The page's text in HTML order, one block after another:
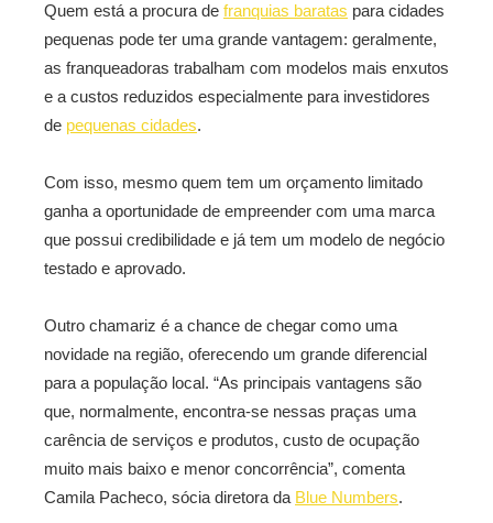
Quem está a procura de franquias baratas para cidades
pequenas pode ter uma grande vantagem: geralmente,
as franqueadoras trabalham com modelos mais enxutos
e a custos reduzidos especialmente para investidores
de pequenas cidades.
Com isso, mesmo quem tem um orçamento limitado
ganha a oportunidade de empreender com uma marca
que possui credibilidade e já tem um modelo de negócio
testado e aprovado.
Outro chamariz é a chance de chegar como uma
novidade na região, oferecendo um grande diferencial
para a população local. “As principais vantagens são
que, normalmente, encontra-se nessas praças uma
carência de serviços e produtos, custo de ocupação
muito mais baixo e menor concorrência”, comenta
Camila Pacheco, sócia diretora da Blue Numbers.